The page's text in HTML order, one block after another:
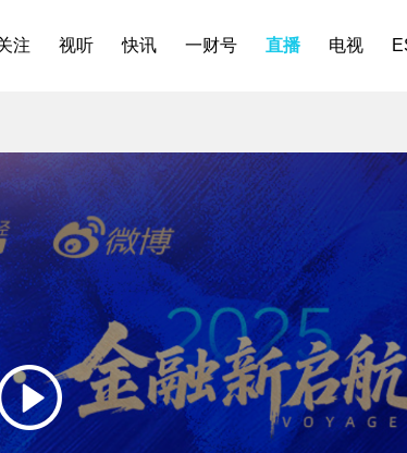
注 视听 快讯 一财号 直播 电视